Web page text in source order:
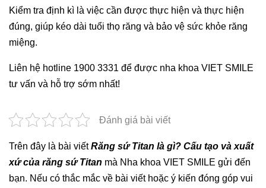
Kiểm tra định kì là việc cần được thực hiện và thực hiện
đúng, giúp kéo dài tuổi thọ răng và bảo vệ sức khỏe răng
miệng.
Liên hệ hotline 1900 3331 để được nha khoa VIET SMILE
tư vấn và hỗ trợ sớm nhất!
Đánh giá bài viết
Trên đây là bài viếtRăng sứ Titan là gì? Cấu tạo và xuất
xứ của răng sứ Titan mà Nha khoa VIET SMILE gửi đến
bạn. Nếu có thắc mắc về bài viết hoặc ý kiến đóng góp vui